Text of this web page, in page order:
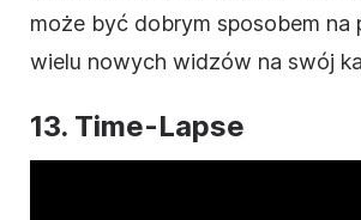
może być dobrym sposobem na
wielu nowych widzów na swój
13. Time-Lapse